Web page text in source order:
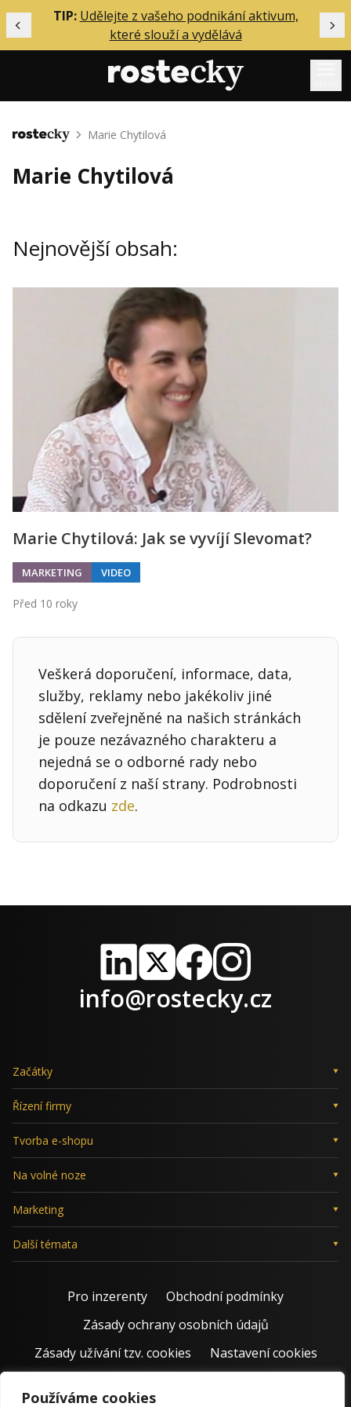
Používáme cookies
Předchozí
TIP: Udělejte z vašeho podnikání aktivum,
které slouží a vydělává
Mentoring
Solo
Inzerce
Obchodní podmínky
Hledaná fráze
Domů Marie Chytilová
Marie Chytilová
Nejnovější obsah:
Marie Chytilová: Jak se vyvíjí Slevomat?
MARKETING VIDEO
Před 10 roky
Veškerá doporučení, informace, data,
služby, reklamy nebo jakékoliv jiné
sdělení zveřejněné na našich stránkách
je pouze nezávazného charakteru a
nejedná se o odborné rady nebo
doporučení z naší strany. Podrobnosti
na odkazu zde.
LinkedIn
X FacebookInstagram
info@rostecky.cz
Začátky
Řízení firmy
Tvorba e-shopu
Na volné noze
Marketing
Další témata
Pro inzerenty
Obchodní podmínky
Zásady ochrany osobních údajů
Zásady užívání tzv. cookies
Nastavení cookies